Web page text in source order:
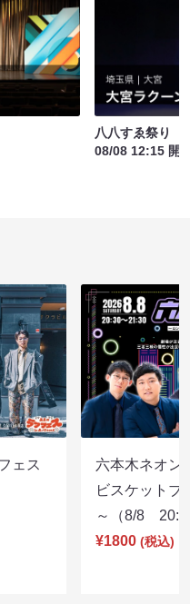
八八すゑ祭り
08/08 12:15 開
ェス
六本木ネオン
ビスケットブ
～（8/8
¥1800 (税込)